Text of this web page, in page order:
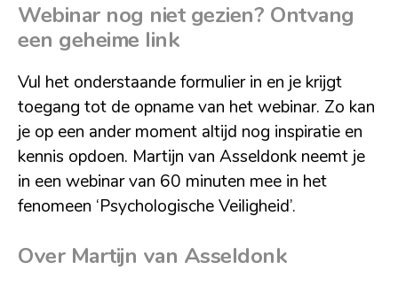
Webinar nog niet gezien? Ontvang
een geheime link
Vul het onderstaande formulier in en je krijgt
toegang tot de opname van het webinar. Zo kan
je op een ander moment altijd nog inspiratie en
kennis opdoen. Martijn van Asseldonk neemt je
in een webinar van 60 minuten mee in het
fenomeen ‘Psychologische Veiligheid’.
Over Martijn van Asseldonk